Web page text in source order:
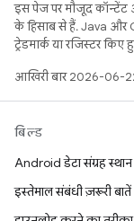
इस पेज पर मौजूद
के हिसाब से हैं. Java और
ट्रेडमार्क या रजिस्टर किए
आखिरी बार 2026-06-
बिल्ड
Android डेटा संग्रह स्थान
इस्तेमाल संबंधी ज़रूरी बातें